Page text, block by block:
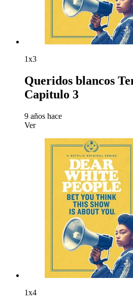
1x3
Queridos blancos
Capitulo 3
9 años hace
Ver
1x4